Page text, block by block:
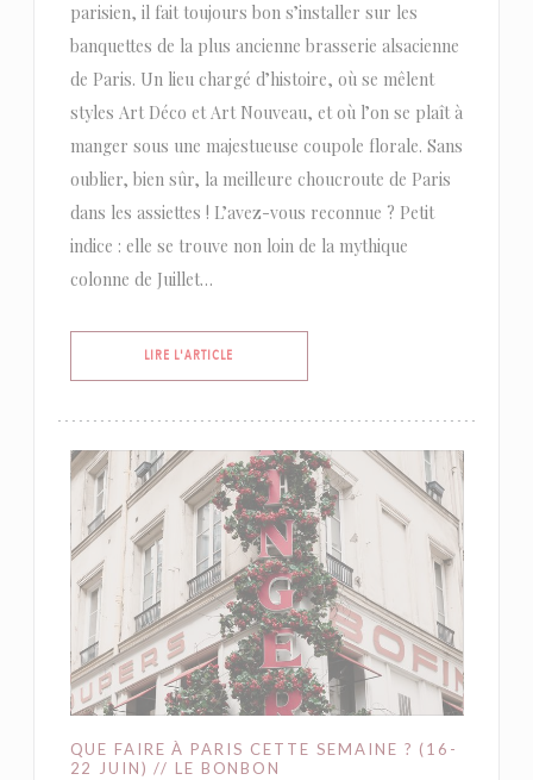
parisien, il fait toujours bon s’installer sur les
banquettes de la plus ancienne brasserie alsacienne
de Paris. Un lieu chargé d’histoire, où se mêlent
styles Art Déco et Art Nouveau, et où l’on se plaît à
manger sous une majestueuse coupole florale. Sans
oublier, bien sûr, la meilleure choucroute de Paris
dans les assiettes ! L’avez-vous reconnue ? Petit
indice : elle se trouve non loin de la mythique
colonne de Juillet…
LIRE L'ARTICLE
QUE FAIRE À PARIS CETTE SEMAINE ? (16-
22 JUIN) // LE BONBON